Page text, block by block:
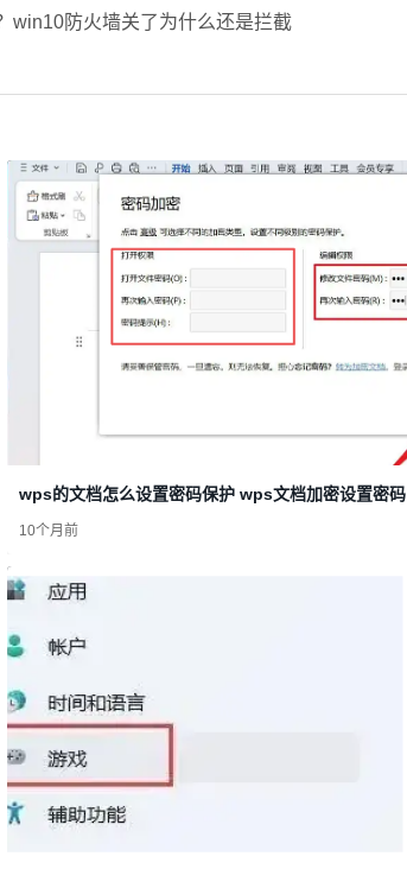
wps的文档怎么设置密码保护 wps文档加密设置密码
10个月前